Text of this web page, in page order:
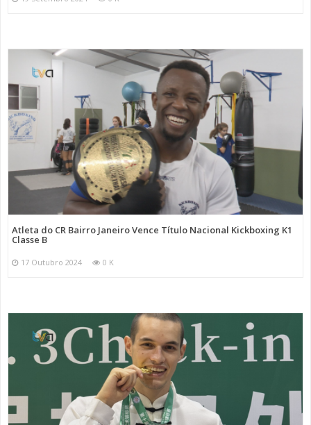
Atleta do CR Bairro Janeiro Vence Título Nacional Kickboxing K1
Classe B
17 Outubro 2024 0 K